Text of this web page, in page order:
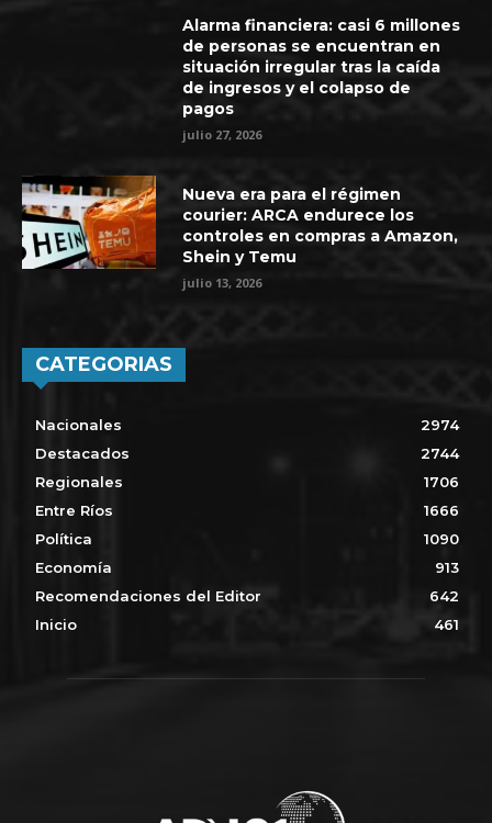
Alarma financiera: casi 6 millones
de personas se encuentran en
situación irregular tras la caída
de ingresos y el colapso de
pagos
julio 27, 2026
Nueva era para el régimen
courier: ARCA endurece los
controles en compras a Amazon,
Shein y Temu
julio 13, 2026
CATEGORIAS
Nacionales
2974
Destacados
2744
Regionales
1706
Entre Ríos
1666
Política
1090
Economía
913
Recomendaciones del Editor
642
Inicio
461